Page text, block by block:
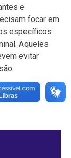
e
focar em
específicos
Aqueles
evitar